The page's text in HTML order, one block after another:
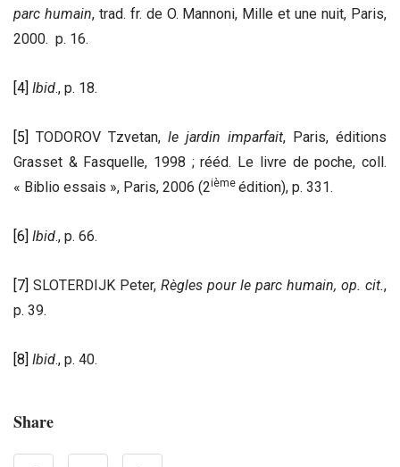
parc humain, trad. fr. de O. Mannoni, Mille et une nuit, Paris,
2000. p. 16.
[4] Ibid., p. 18.
[5] TODOROV Tzvetan, le jardin imparfait, Paris, éditions
Grasset & Fasquelle, 1998 ; rééd. Le livre de poche, coll.
« Biblio essais », Paris, 2006 (2ième édition), p. 331.
[6] Ibid., p. 66.
[7] SLOTERDIJK Peter, Règles pour le parc humain, op. cit.,
p. 39.
[8] Ibid., p. 40.
Share